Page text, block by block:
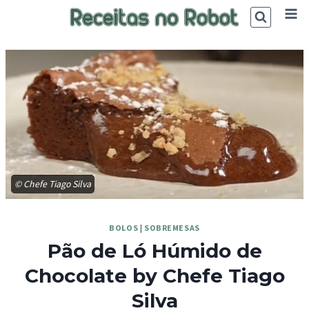
© Chefe Tiago Silva
BOLOS | SOBREMESAS
Pão de Ló Húmido de
Chocolate by Chefe Tiago
Silva